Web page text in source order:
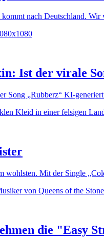
nach Deutschland. Wir
Ist der virale
Song „Rubberz“ KI-
Mit der Single
die "Easy